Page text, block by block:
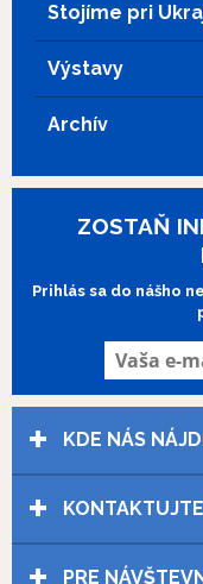
Stojíme pri
Výstavy
Archív
ZOSTAŇ
Prihlás sa do nášho
KDE NÁS
PRE